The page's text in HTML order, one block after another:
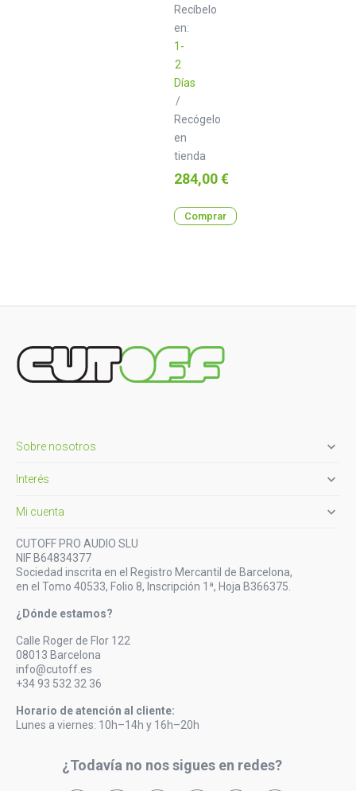
Recíbelo
en:
1-
2
Días
/
Recógelo
en
tienda
Precio
284,00 €
Comprar
Sobre nosotros 
Interés 
Mi cuenta 
CUTOFF PRO AUDIO SLU
NIF B64834377
Sociedad inscrita en el Registro Mercantil de Barcelona,
en el Tomo 40533, Folio 8, Inscripción 1ª, Hoja B366375.
¿Dónde estamos?
Calle Roger de Flor 122
08013 Barcelona
info@cutoff.es
+34 93 532 32 36
Horario de atención al cliente:
Lunes a viernes: 10h–14h y 16h–20h
¿Todavía no nos sigues en redes?